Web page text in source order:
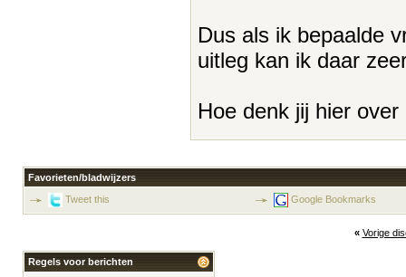
Dus als ik bepaalde
uitleg kan ik daar
Hoe denk jij hier
Favorieten/bladwijzers
Tweet this
Google Bookmarks
« Vorige
Regels voor berichten